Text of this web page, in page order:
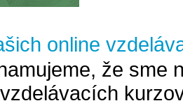
online
že sme